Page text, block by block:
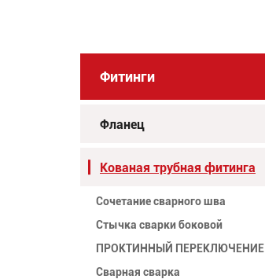
Фитинги
Фланец
Кованая трубная фитинга
Сочетание сварного шва
Стычка сварки боковой
ПРОКТИННЫЙ ПЕРЕКЛЮЧЕНИЕ
Сварная сварка